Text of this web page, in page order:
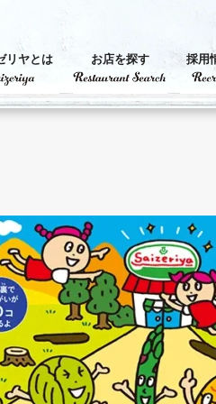
リヤとは お店を探す 採用